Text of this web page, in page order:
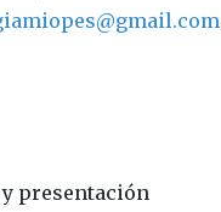
y presentación